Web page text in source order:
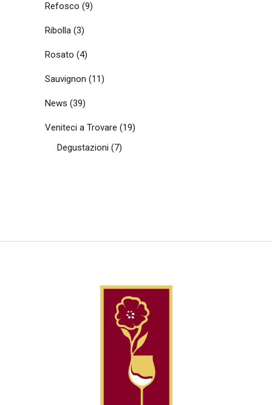
Refosco (9)
Ribolla (3)
Rosato (4)
Sauvignon (11)
News (39)
Veniteci a Trovare (19)
Degustazioni (7)